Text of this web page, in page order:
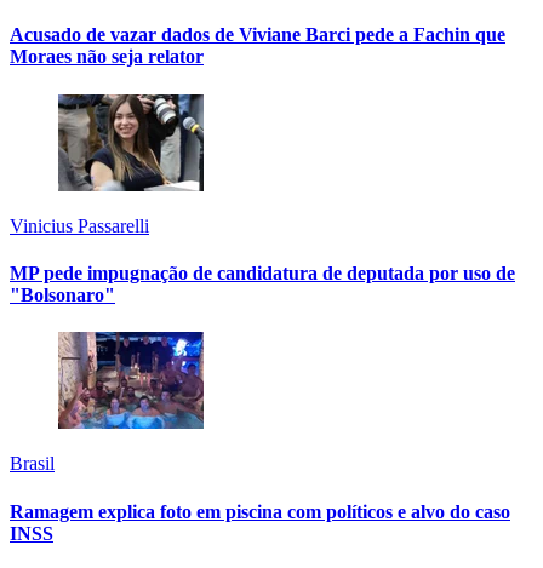
Acusado de vazar dados de Viviane Barci pede a Fachin que
Moraes não seja relator
Vinicius Passarelli
MP pede impugnação de candidatura de deputada por uso de
"Bolsonaro"
Brasil
Ramagem explica foto em piscina com políticos e alvo do caso
INSS